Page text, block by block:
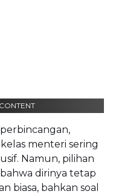
menteri sering
Namun, pilihan
dirinya tetap
biasa, bahkan soal